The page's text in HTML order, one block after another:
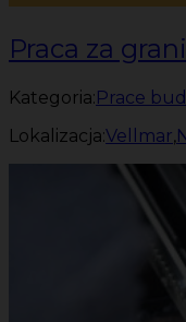
Praca za
Kategoria:Prace
Lokalizacja:Vellmar,